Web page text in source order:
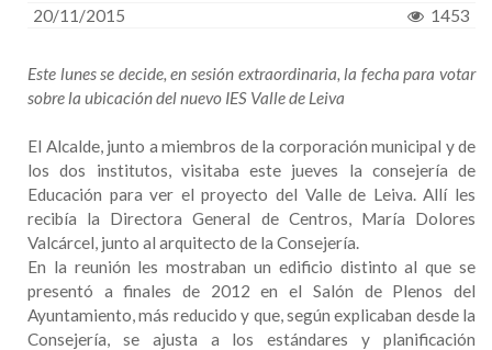
20/11/2015 1453
Este lunes se decide, en sesión extraordinaria, la fecha para votar
sobre la ubicación del nuevo IES Valle de Leiva
El Alcalde, junto a miembros de la corporación municipal y de
los dos institutos, visitaba este jueves la consejería de
Educación para ver el proyecto del Valle de Leiva. Allí les
recibía la Directora General de Centros, María Dolores
Valcárcel, junto al arquitecto de la Consejería.
En la reunión les mostraban un edificio distinto al que se
presentó a finales de 2012 en el Salón de Plenos del
Ayuntamiento, más reducido y que, según explicaban desde la
Consejería, se ajusta a los estándares y planificación